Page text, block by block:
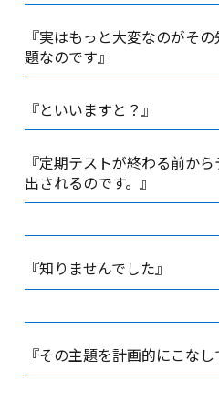
『実はもっと大変なのがそ
題なのです』
『といいますと？』
『定期テストが終わる前か
出されるのです。』
『知りませんでした』
『その主題を計画的にこな